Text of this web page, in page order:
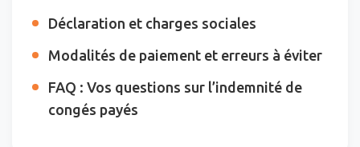
Déclaration et charges sociales
Modalités de paiement et erreurs à éviter
FAQ : Vos questions sur l’indemnité de
congés payés